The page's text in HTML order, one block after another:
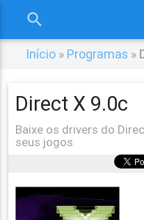
search
Início » Programas »
Direct X 9.0c
Baixe os drivers do
seus jogos